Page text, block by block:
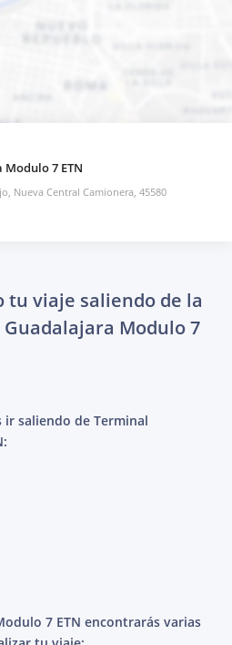
7 ETN
Nueva Central Camionera, 45580
tu viaje saliendo de la
Modulo 7
ir saliendo de Terminal
7 ETN encontrarás varias